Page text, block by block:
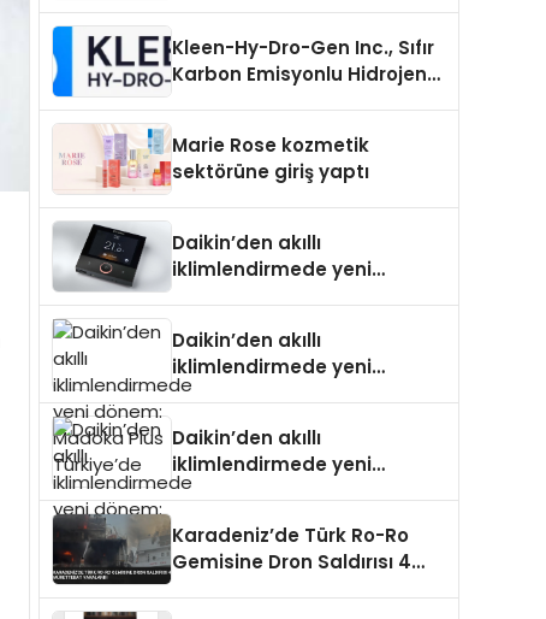
Kleen-Hy-Dro-Gen Inc., Sıfır
Karbon Emisyonlu Hidrojen
Aldı
Marie Rose kozmetik
sektörüne giriş yaptı
Daikin’den akıllı
iklimlendirmede yeni
Daikin’den akıllı
iklimlendirmede yeni
dönem: Madoka Plus
Daikin’den akıllı
iklimlendirmede yeni
dönem: Madoka Plus
Karadeniz’de Türk Ro-Ro
Gemisine Dron Saldırısı 4